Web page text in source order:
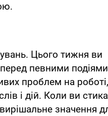
Цього тижня ви
певними
проблем на
і дій. Коли ви
значення